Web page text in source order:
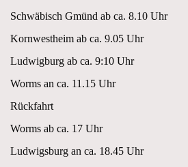
Schwäbisch Gmünd ab ca. 8.10 Uhr
Kornwestheim ab ca. 9.05 Uhr
Ludwigburg ab ca. 9:10 Uhr
Worms an ca. 11.15 Uhr
Rückfahrt
Worms ab ca. 17 Uhr
Ludwigsburg an ca. 18.45 Uhr